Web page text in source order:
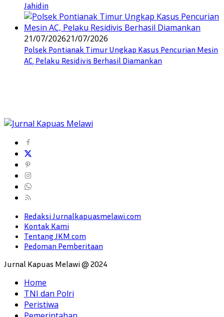
Jahidin
21/07/202621/07/2026
Polsek Pontianak Timur Ungkap Kasus Pencurian Mesin
AC, Pelaku Residivis Berhasil Diamankan
Redaksi Jurnalkapuasmelawi.com
Kontak Kami
Tentang JKM.com
Pedoman Pemberitaan
Jurnal Kapuas Melawi @ 2024
Home
TNI dan Polri
Peristiwa